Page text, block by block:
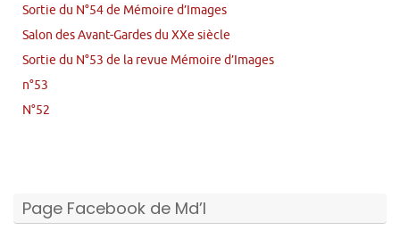
Sortie du N°54 de Mémoire d’Images
Salon des Avant-Gardes du XXe siècle
Sortie du N°53 de la revue Mémoire d’Images
n°53
N°52
Page Facebook de Md’I